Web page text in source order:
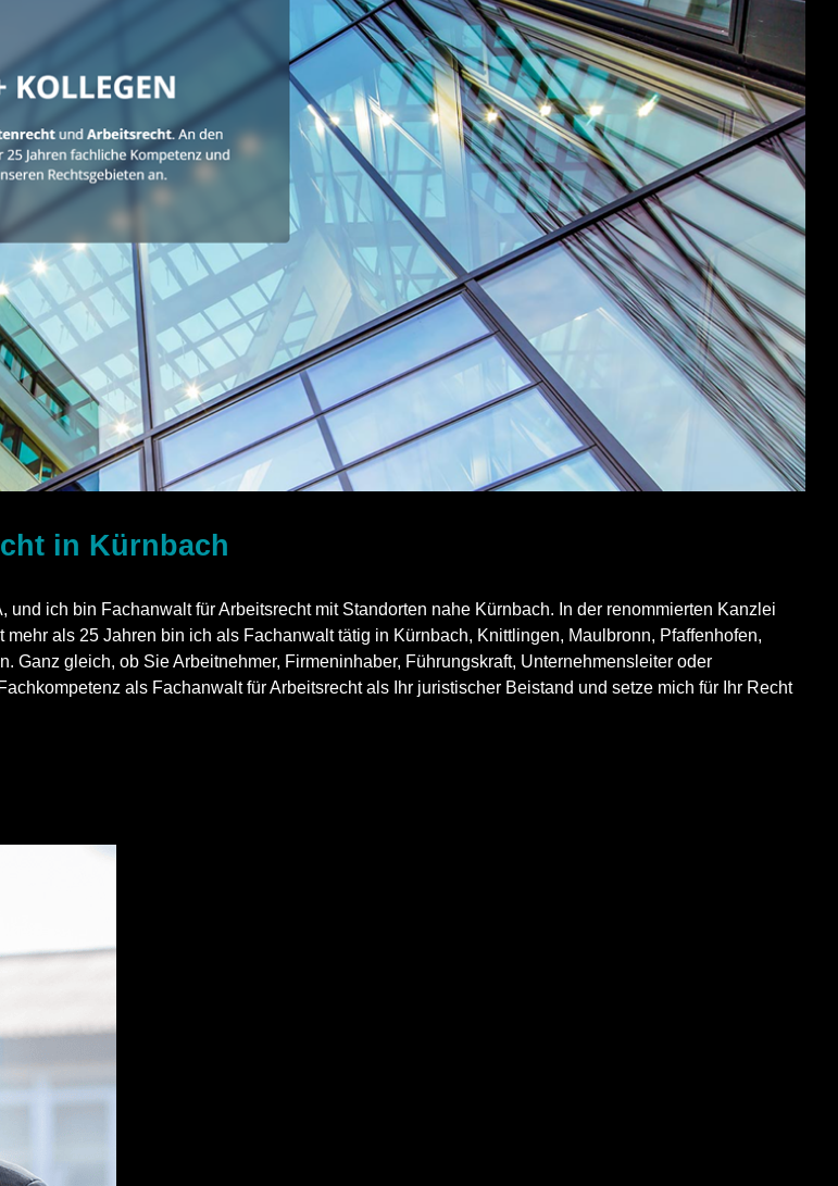
in Kürnbach
ich bin Fachanwalt für Arbeitsrecht mit Standorten nahe Kürnbach. In der renommierten Kanzlei
als 25 Jahren bin ich als Fachanwalt tätig in Kürnbach, Knittlingen, Maulbronn, Pfaffenhofen,
gleich, ob Sie Arbeitnehmer, Firmeninhaber, Führungskraft, Unternehmensleiter oder
als Fachanwalt für Arbeitsrecht als Ihr juristischer Beistand und setze mich für Ihr Recht